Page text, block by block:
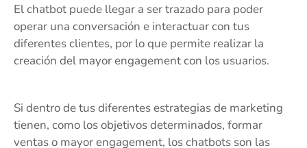
El chatbot puede llegar a ser trazado para poder
operar una conversación e interactuar con tus
diferentes clientes, por lo que permite realizar la
creación del mayor engagement con los usuarios.
Si dentro de tus diferentes estrategias de marketing
tienen, como los objetivos determinados, formar
ventas o mayor engagement, los chatbots son las